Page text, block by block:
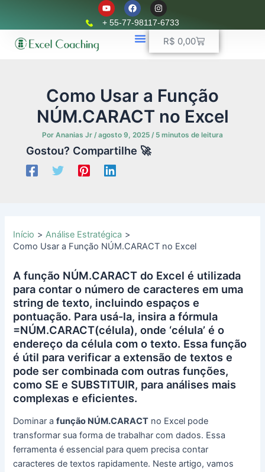
conteúdo
Y
o
u
t
F
a
c
e
b
o
I
n
s
t
r
+ 55-77-98117-6733
R$ 0,00Carrinho
Como Usar a Função
NÚM.CARACT no Excel
Por Ananias Jr /agosto 9, 2025 / 5 minutos de leitura
Gostou? Compartilhe 🚀
Início
Análise Estratégica
Como Usar a Função NÚM.CARACT no Excel
A função NÚM.CARACT do Excel é utilizada
para contar o número de caracteres em uma
string de texto, incluindo espaços e
pontuação. Para usá-la, insira a fórmula
=NÚM.CARACT(célula), onde ‘célula’ é o
endereço da célula com o texto. Essa função
é útil para verificar a extensão de textos e
pode ser combinada com outras funções,
como SE e SUBSTITUIR, para análises mais
complexas e eficientes.
Dominar afunção NÚM.CARACT no Excel pode
transformar sua forma de trabalhar com dados. Essa
ferramenta é essencial para quem precisa contar
caracteres de textos rapidamente. Neste artigo, vamos